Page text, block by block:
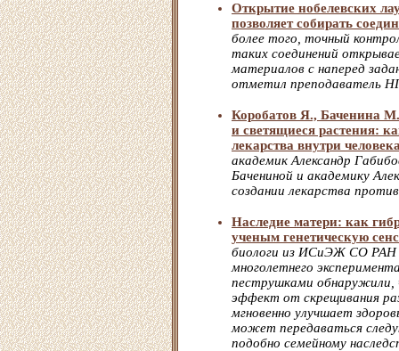
Открытие нобелевских
позволяет собирать
более того, точный
таких соединений
материалов с наперед
отметил преподаватель
Коробатов Я., Баченина
и светящиеся растения:
лекарства внутри
академик Александр
Бачениной и академику
создании лекарства
Наследие матери: как
ученым генетическую
биологи из ИСиЭЖ СО РАН
многолетнего
пеструшками
эффект от скрещивания
мгновенно улучшает
может передаваться
подобно семейному